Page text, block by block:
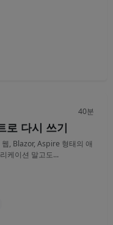
40분
로 다시 쓰기
, Blazor, Aspire 형태의 애
케이션 말고도...